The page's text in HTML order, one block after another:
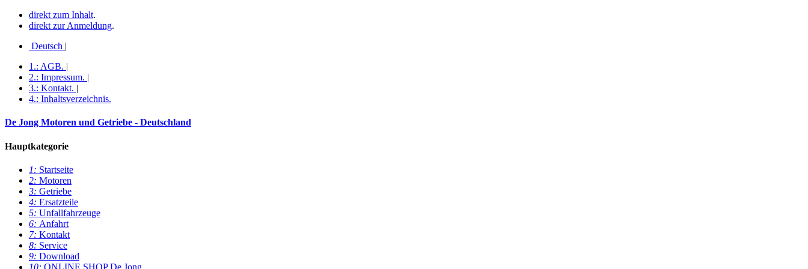
direkt zum Inhalt.
direkt zur Anmeldung.
Deutsch |
1.: AGB. |
2.: Impressum. |
3.: Kontakt. |
4.: Inhaltsverzeichnis.
De Jong Motoren und Getriebe - Deutschland
Hauptkategorie
1: Startseite
2: Motoren
3: Getriebe
4: Ersatzteile
5: Unfallfahrzeuge
6: Anfahrt
7: Kontakt
8: Service
9: Download
10: ONLINE SHOP De Jong